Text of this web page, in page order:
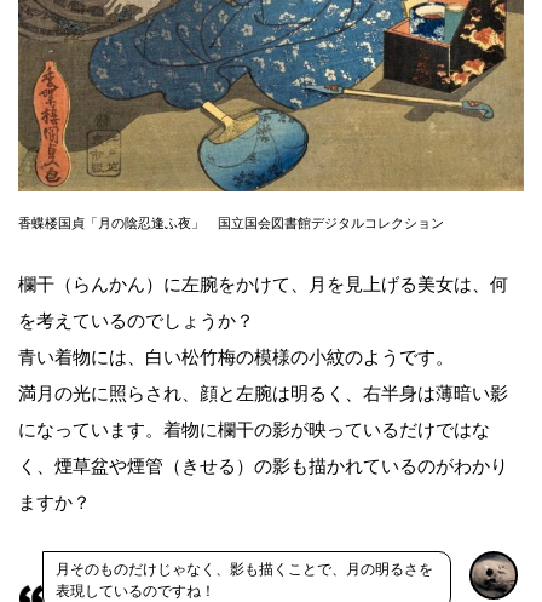
香蝶楼国貞「月の陰忍逢ふ夜」 国立国会図書館デジタルコレクション
欄干（らんかん）に左腕をかけて、月を見上げる美女は、何
を考えているのでしょうか？
青い着物には、白い松竹梅の模様の小紋のようです。
満月の光に照らされ、顔と左腕は明るく、右半身は薄暗い影
になっています。着物に欄干の影が映っているだけではな
く、煙草盆や煙管（きせる）の影も描かれているのがわかり
ますか？
月そのものだけじゃなく、影も描くことで、月の明るさを
表現しているのですね！